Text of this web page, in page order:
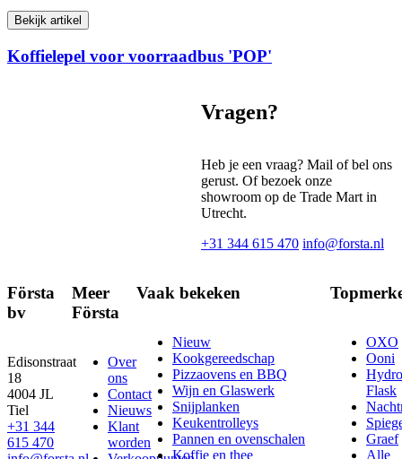
Bekijk artikel
Koffielepel voor voorraadbus 'POP'
Vragen?
Heb je een vraag? Mail of bel ons
gerust. Of bezoek onze
showroom op de Trade Mart in
Utrecht.
+31 344 615 470 info@forsta.nl
Första
bv
Edisonstraat
18
4004 JL
Tiel
+31 344
615 470
Meer
Första
Over
ons
Contact
Nieuws
Klant
worden
Vaak bekeken
Nieuw
Kookgereedschap
Pizzaovens en BBQ
Wijn en Glaswerk
Snijplanken
Keukentrolleys
Pannen en ovenschalen
Koffie en thee
OXO
Ooni
Hydro
Flask
Graef
Alle